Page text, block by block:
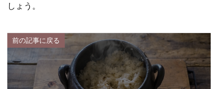
しょう。
前の記事に戻る